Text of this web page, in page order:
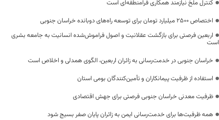
کنترل ملخ نیازمند همکاری فرامنطقه‌ای است
اختصاص 2500 میلیارد تومان برای توسعه راه‌های دوبانده خراسان جنوبی
اربعین فرصتی برای بازگشت عقلانیت و اصول فراموش‌شده انسانیت به جامعه بشری
است
خراسان جنوبی در خدمت‌رسانی به زائران اربعین، الگوی همدلی و اخلاص است
استفاده از ظرفیت پیمانکاران و تأمین‌کنندگان بومی استان
ظرفیت معدنی خراسان جنوبی فرصتی برای جهش اقتصادی
همه ظرفیت‌ها برای خدمت‌رسانی ایمن به زائران پایان صفر بسیج شود